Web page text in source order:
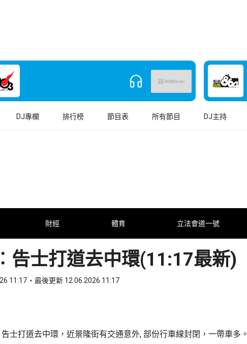
DJ專欄 排行榜 節目表 所有節目 DJ主持
財經 體育 立法會道一號
告士打道去中環(11:17最新)
11:17 最後更新 12.06.2026 11:17
士打道去中環，近景隆街有交通意外, 部份行車線封閉，一帶車多。